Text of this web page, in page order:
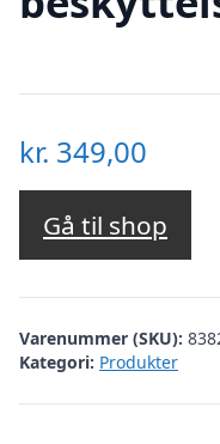
kr. 349,00
Gå til shop
Varenummer (SKU):
Kategori: Produkter